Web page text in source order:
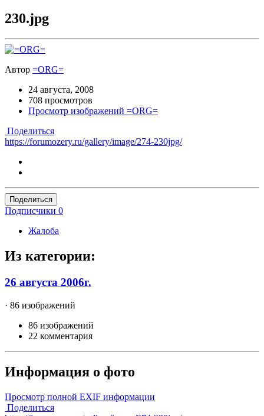
230.jpg
Автор =ORG=
24 августа, 2008
708 просмотров
Просмотр изображений =ORG=
Поделиться
https://forumozery.ru/gallery/image/274-230jpg/
Поделиться
Подписчики 0
Жалоба
Из категории:
26 августа 2006г.
· 86 изображений
86 изображений
22 комментария
Информация о фото
Просмотр полной EXIF информации
Поделиться